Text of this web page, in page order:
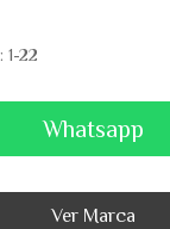
: 1-22
Whatsapp
Ver Marca